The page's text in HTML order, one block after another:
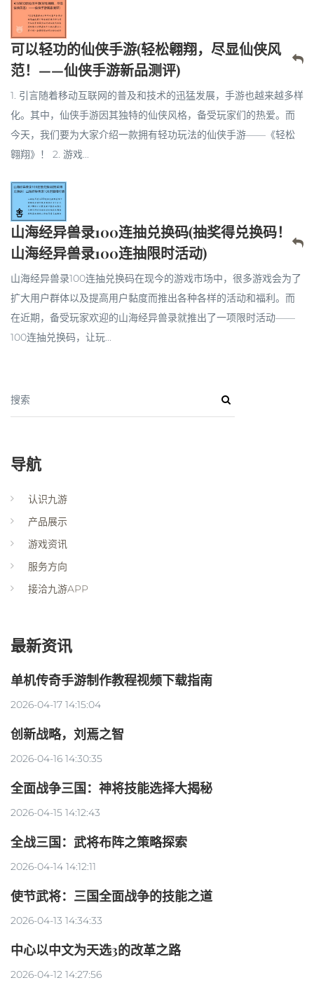
可以轻功的仙侠手游(轻松翱翔，尽显仙侠风
范！——仙侠手游新品测评)
1. 引言随着移动互联网的普及和技术的迅猛发展，手游也越来越多样
化。其中，仙侠手游因其独特的仙侠风格，备受玩家们的热爱。而
今天，我们要为大家介绍一款拥有轻功玩法的仙侠手游——《轻松
翱翔》！ 2. 游戏...
山海经异兽录100连抽兑换码(抽奖得兑换码！
山海经异兽录100连抽限时活动)
山海经异兽录100连抽兑换码在现今的游戏市场中，很多游戏会为了
扩大用户群体以及提高用户黏度而推出各种各样的活动和福利。而
在近期，备受玩家欢迎的山海经异兽录就推出了一项限时活动——
100连抽兑换码，让玩...
搜索
导航
认识九游
产品展示
游戏资讯
服务方向
接洽九游APP
最新资讯
单机传奇手游制作教程视频下载指南
2026-04-17 14:15:04
创新战略，刘焉之智
2026-04-16 14:30:35
全面战争三国：神将技能选择大揭秘
2026-04-15 14:12:43
全战三国：武将布阵之策略探索
2026-04-14 14:12:11
使节武将：三国全面战争的技能之道
2026-04-13 14:34:33
中心以中文为天选3的改革之路
2026-04-12 14:27:56